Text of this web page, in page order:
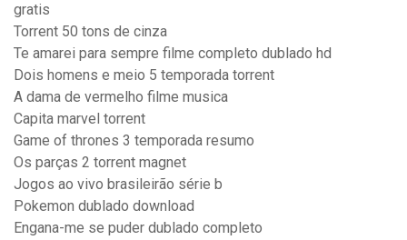
gratis
Torrent 50 tons de cinza
Te amarei para sempre filme completo dublado hd
Dois homens e meio 5 temporada torrent
A dama de vermelho filme musica
Capita marvel torrent
Game of thrones 3 temporada resumo
Os parças 2 torrent magnet
Jogos ao vivo brasileirão série b
Pokemon dublado download
Engana-me se puder dublado completo